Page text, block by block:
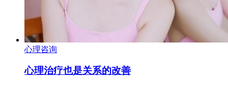
心理咨询
心理治疗也是关系的改善